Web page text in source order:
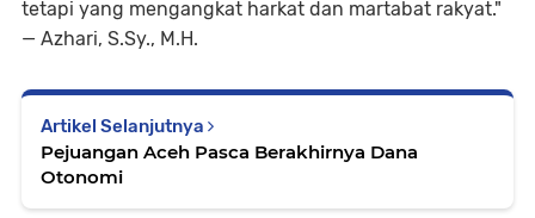
tetapi yang mengangkat harkat dan martabat rakyat."
— Azhari, S.Sy., M.H.
Artikel Selanjutnya
Pejuangan Aceh Pasca Berakhirnya Dana
Otonomi